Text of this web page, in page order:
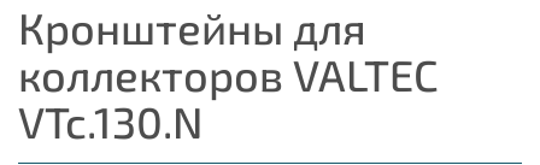
Кронштейны для
коллекторов VALTEC
VTc.130.N